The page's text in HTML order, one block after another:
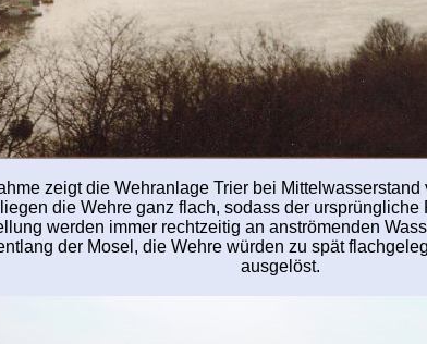
zeigt die Wehranlage Trier bei Mittelwasserstand
die Wehre ganz flach, sodass der
werden immer rechtzeitig an anströmenden
der Mosel, die Wehre würden zu spät
ausgelöst.